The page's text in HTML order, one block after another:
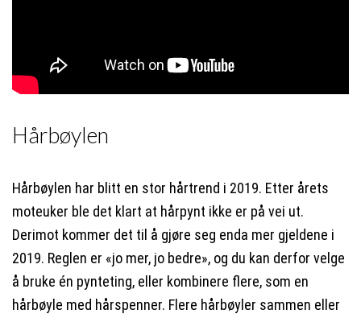
Hårbøylen
Hårbøylen har blitt en stor hårtrend i 2019. Etter årets
moteuker ble det klart at hårpynt ikke er på vei ut.
Derimot kommer det til å gjøre seg enda mer gjeldene i
2019. Reglen er «jo mer, jo bedre», og du kan derfor velge
å bruke én pynteting, eller kombinere flere, som en
hårbøyle med hårspenner. Flere hårbøyler sammen eller